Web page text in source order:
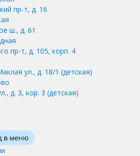
пр-т, д. 16
ш., д. 61
пр-т, д. 105, корп. 4
ул., д. 18/1 (детская)
д. 3, кор. 3 (детская)